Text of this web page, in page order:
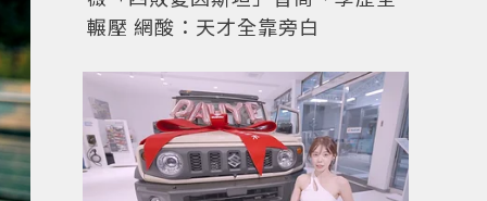
輾壓 網酸：天才全靠旁白